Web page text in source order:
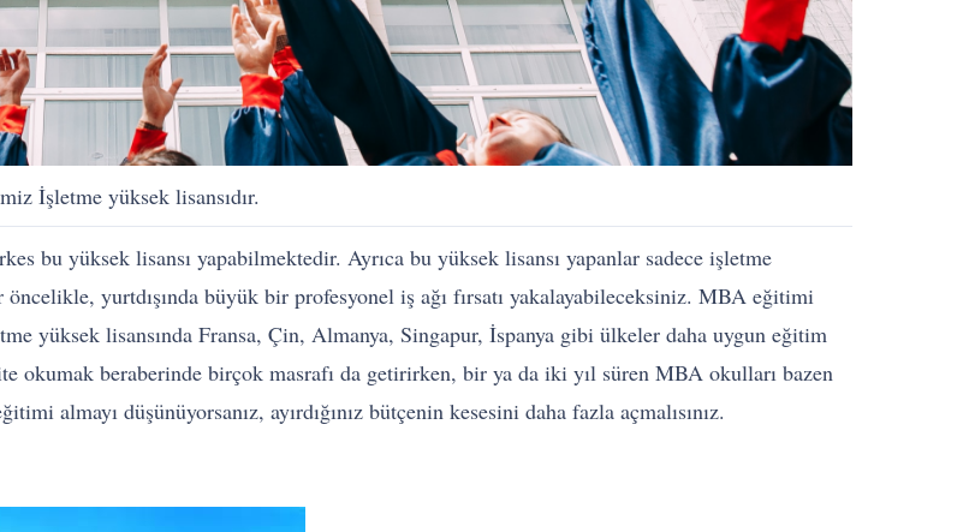
İşletme yüksek lisansıdır.
bu yüksek lisansı yapabilmektedir. Ayrıca bu yüksek lisansı yapanlar sadece işletme
yurtdışında büyük bir profesyonel iş ağı fırsatı yakalayabileceksiniz. MBA eğitimi
yüksek lisansında Fransa, Çin, Almanya, Singapur, İspanya gibi ülkeler daha uygun eğitim
okumak beraberinde birçok masrafı da getirirken, bir ya da iki yıl süren MBA okulları bazen
almayı düşünüyorsanız, ayırdığınız bütçenin kesesini daha fazla açmalısınız.